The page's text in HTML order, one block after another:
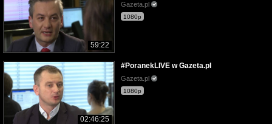
59:22
Gazeta.pl
1080p
02:46:25
#PoranekLIVE w Gazeta.pl
Gazeta.pl
1080p